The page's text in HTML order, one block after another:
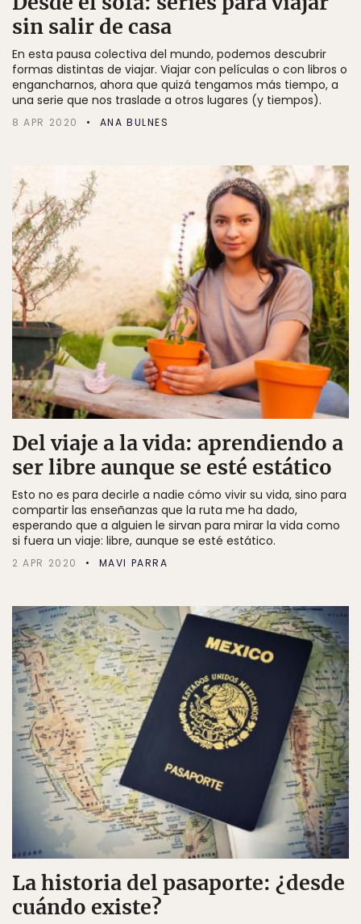
sin salir de casa
En esta pausa colectiva del mundo, podemos descubrir
formas distintas de viajar. Viajar con películas o con libros o
engancharnos, ahora que quizá tengamos más tiempo, a
una serie que nos traslade a otros lugares (y tiempos).
8 APR 2020 ANA BULNES
Del viaje a la vida: aprendiendo a
ser libre aunque se esté estático
Esto no es para decirle a nadie cómo vivir su vida, sino para
compartir las enseñanzas que la ruta me ha dado,
esperando que a alguien le sirvan para mirar la vida como
si fuera un viaje: libre, aunque se esté estático.
2 APR 2020 MAVI PARRA
La historia del pasaporte: ¿desde
cuándo existe?